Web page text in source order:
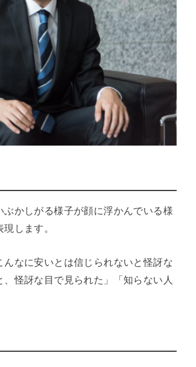
かしがる様子が顔に浮かんでいる様
します。
んなに安いとは信じられないと怪訝な
怪訝な目で見られた」「知らない人